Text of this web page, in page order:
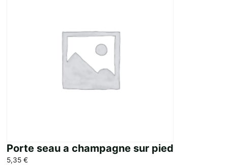
Porte seau a champagne sur pied
5,35 €